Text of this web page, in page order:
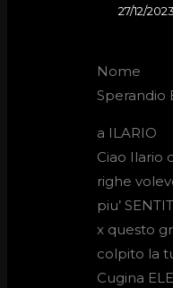
27/12/
Nome
Sperandio
a ILARIO
Ciao Ilario
righe
piu’
x questo
colpito la
Cugina